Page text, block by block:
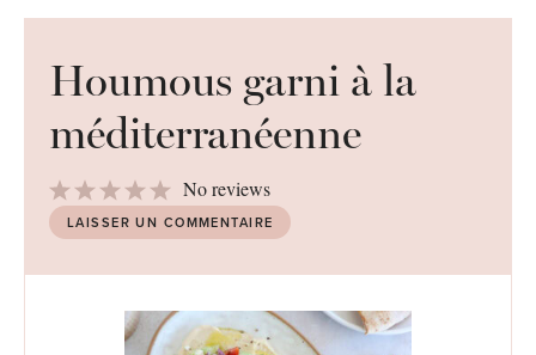
Houmous garni à la
méditerranéenne
Stars
4
Stars
3
Stars
2
Stars
1
Star
No reviews
LAISSER UN COMMENTAIRE